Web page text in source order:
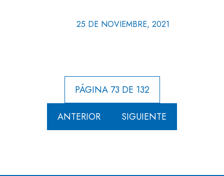
25 DE NOVIEMBRE, 2021
PÁGINA 73 DE 132
ANTERIOR SIGUIENTE